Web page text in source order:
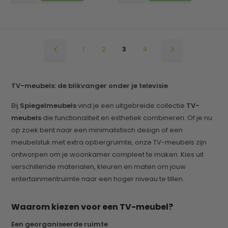
1 2 3 4
TV-meubels: de blikvanger onder je televisie
Bij Spiegelmeubelsvind je een uitgebreide collectie TV-
meubels die functionaliteit en esthetiek combineren. Of je nu
op zoek bent naar een minimalistisch design of een
meubelstuk met extra opbergruimte, onze TV-meubels zijn
ontworpen om je woonkamer compleet te maken. Kies uit
verschillende materialen, kleuren en maten om jouw
entertainmentruimte naar een hoger niveau te tillen.
Waarom kiezen voor een TV-meubel?
Een georganiseerde ruimte